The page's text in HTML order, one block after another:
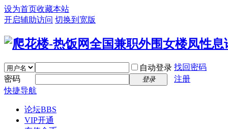
设为首页收藏本站
开启辅助访问 切换到宽版
自动登录 找回密码
密码
登录
注册
快捷导航
论坛BBS
VIP开通